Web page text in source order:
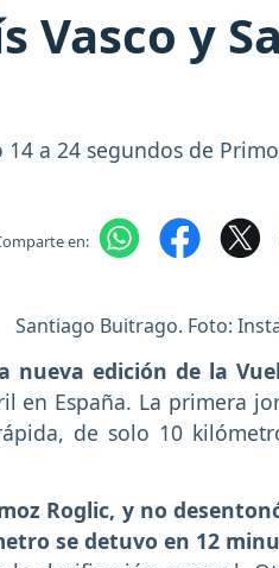
Vasco y
a 24 segundos de
en:
Santiago Buitrago. Foto:
nueva edición de la
en España. La primera
de solo 10
Roglic, y no
se detuvo en 12